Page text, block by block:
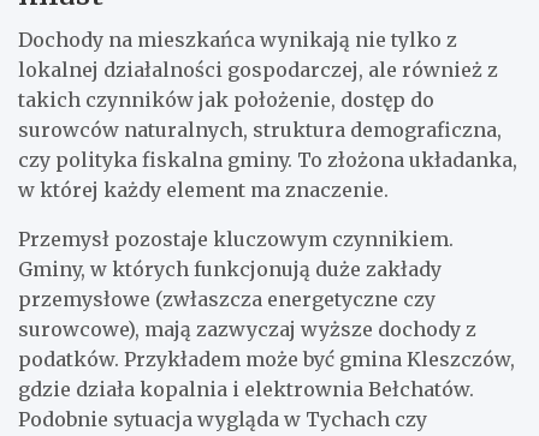
Dochody na mieszkańca wynikają nie tylko z
lokalnej działalności gospodarczej, ale również z
takich czynników jak położenie, dostęp do
surowców naturalnych, struktura demograficzna,
czy polityka fiskalna gminy. To złożona układanka,
w której każdy element ma znaczenie.
Przemysł pozostaje kluczowym czynnikiem.
Gminy, w których funkcjonują duże zakłady
przemysłowe (zwłaszcza energetyczne czy
surowcowe), mają zazwyczaj wyższe dochody z
podatków. Przykładem może być gmina Kleszczów,
gdzie działa kopalnia i elektrownia Bełchatów.
Podobnie sytuacja wygląda w Tychach czy